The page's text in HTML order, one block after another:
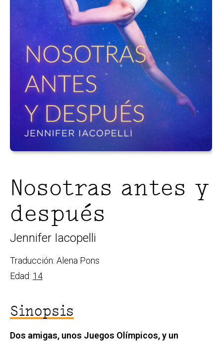
Nosotras antes y
después
Jennifer Iacopelli
Traducción: Alena Pons
Edad: 14
Sinopsis
Dos amigas, unos Juegos Olímpicos, y un